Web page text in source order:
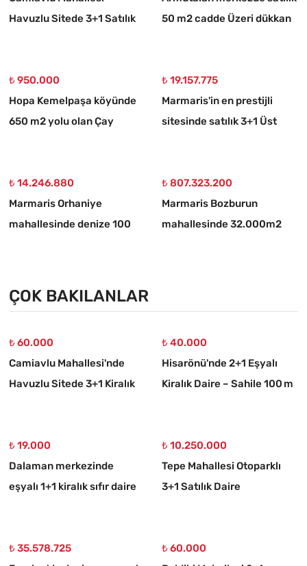
Havuzlu Sitede 3+1 Satılık
50 m2 cadde Üzeri dükkan
₺ 950.000
Hopa Kemelpaşa köyünde
650 m2 yolu olan Çay
₺ 19.157.775
Marmaris'in en prestijli
sitesinde satılık 3+1 Üst
₺ 14.246.880
Marmaris Orhaniye
mahallesinde denize 100
₺ 807.323.200
Marmaris Bozburun
mahallesinde 32.000m2
ÇOK BAKILANLAR
₺ 60.000
Camiavlu Mahallesi'nde
Havuzlu Sitede 3+1 Kiralık
₺ 40.000
Hisarönü'nde 2+1 Eşyalı
Kiralık Daire – Sahile 100 m
₺ 19.000
Dalaman merkezinde
eşyalı 1+1 kiralık sıfır daire
₺ 10.250.000
Tepe Mahallesi Otoparklı
3+1 Satılık Daire
₺ 35.578.725
₺ 60.000